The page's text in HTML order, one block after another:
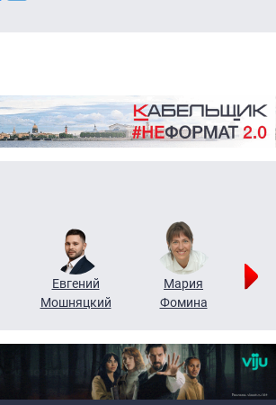
Евгений
Мошняцкий
Мария
Фомина